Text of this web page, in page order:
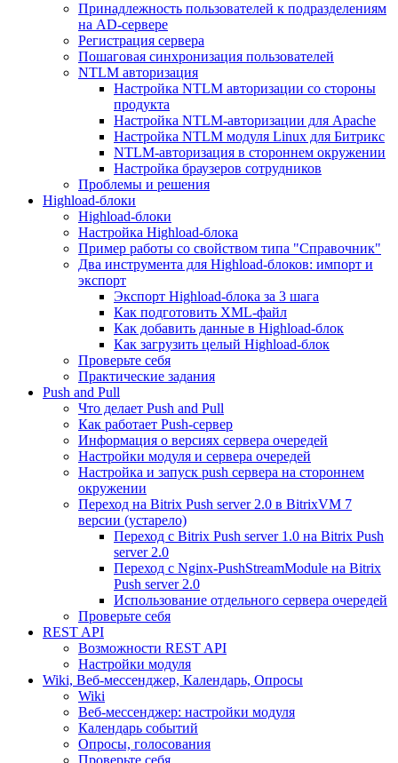
Принадлежность пользователей к подразделениям
на AD-сервере
Регистрация сервера
Пошаговая синхронизация пользователей
NTLM авторизация
Настройка NTLM авторизации со стороны
продукта
Настройка NTLM-авторизации для Apache
Настройка NTLM модуля Linux для Битрикс
NTLM-авторизация в стороннем окружении
Настройка браузеров сотрудников
Проблемы и решения
Highload-блоки
Highload-блоки
Настройка Highload-блока
Пример работы со свойством типа "Справочник"
Два инструмента для Highload-блоков: импорт и
экспорт
Экспорт Highload-блока за 3 шага
Как подготовить XML-файл
Как добавить данные в Highload-блок
Как загрузить целый Highload-блок
Проверьте себя
Практические задания
Push and Pull
Что делает Push and Pull
Как работает Push-сервер
Информация о версиях сервера очередей
Настройки модуля и сервера очередей
Настройка и запуск push сервера на стороннем
окружении
Переход на Bitrix Push server 2.0 в BitrixVM 7
версии (устарело)
Переход с Bitrix Push server 1.0 на Bitrix Push
server 2.0
Переход с Nginx-PushStreamModule на Bitrix
Push server 2.0
Использование отдельного сервера очередей
Проверьте себя
REST API
Возможности REST API
Настройки модуля
Wiki, Веб-мессенджер, Календарь, Опросы
Wiki
Веб-мессенджер: настройки модуля
Календарь событий
Опросы, голосования
Проверьте себя